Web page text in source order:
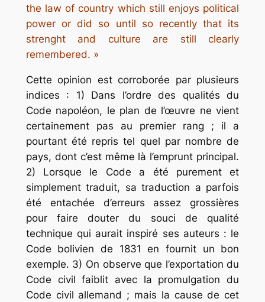
the law of country which still enjoys political
power or did so until so recently that its
strenght and culture are still clearly
remembered. »
Cette opinion est corroborée par plusieurs
indices : 1) Dans l’ordre des qualités du
Code napoléon, le plan de l’œuvre ne vient
certainement pas au premier rang ; il a
pourtant été repris tel quel par nombre de
pays, dont c’est même là l’emprunt principal.
2) Lorsque le Code a été purement et
simplement traduit, sa traduction a parfois
été entachée d’erreurs assez grossières
pour faire douter du souci de qualité
technique qui aurait inspiré ses auteurs : le
Code bolivien de 1831 en fournit un bon
exemple. 3) On observe que l’exportation du
Code civil faiblit avec la promulgation du
Code civil allemand ; mais la cause de cet